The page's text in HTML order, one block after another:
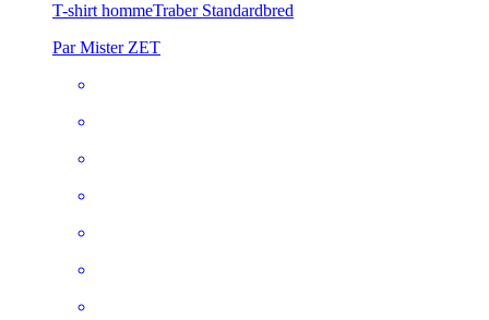
T-shirt hommeTraber Standardbred
Par Mister ZET